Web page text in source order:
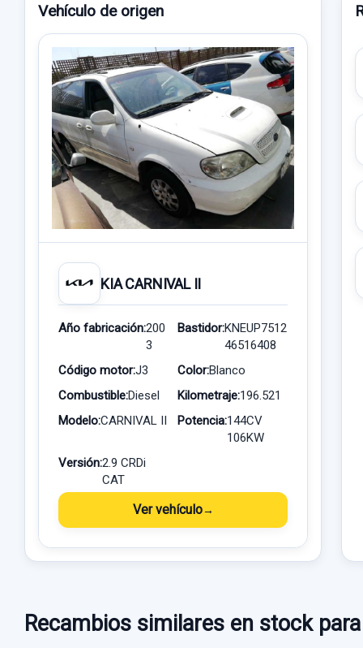
Vehículo de origen
KIA CARNIVAL II
Año fabricación:200
3
Bastidor:KNEUP7512
46516408
Código motor:J3 Color:Blanco
Combustible:Diesel Kilometraje:196.521
Modelo:CARNIVAL II Potencia:144CV
106KW
Versión:2.9 CRDi
CAT
Ver vehículo
Recambios similares en stock para